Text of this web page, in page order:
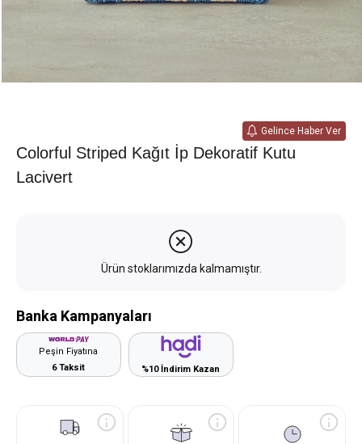
Gelince Haber Ver
Colorful Striped Kağıt İp Dekoratif Kutu
Lacivert
Ürün stoklarımızda kalmamıştır.
Banka Kampanyaları
Peşin Fiyatına
6 Taksit
%10 İndirim Kazan